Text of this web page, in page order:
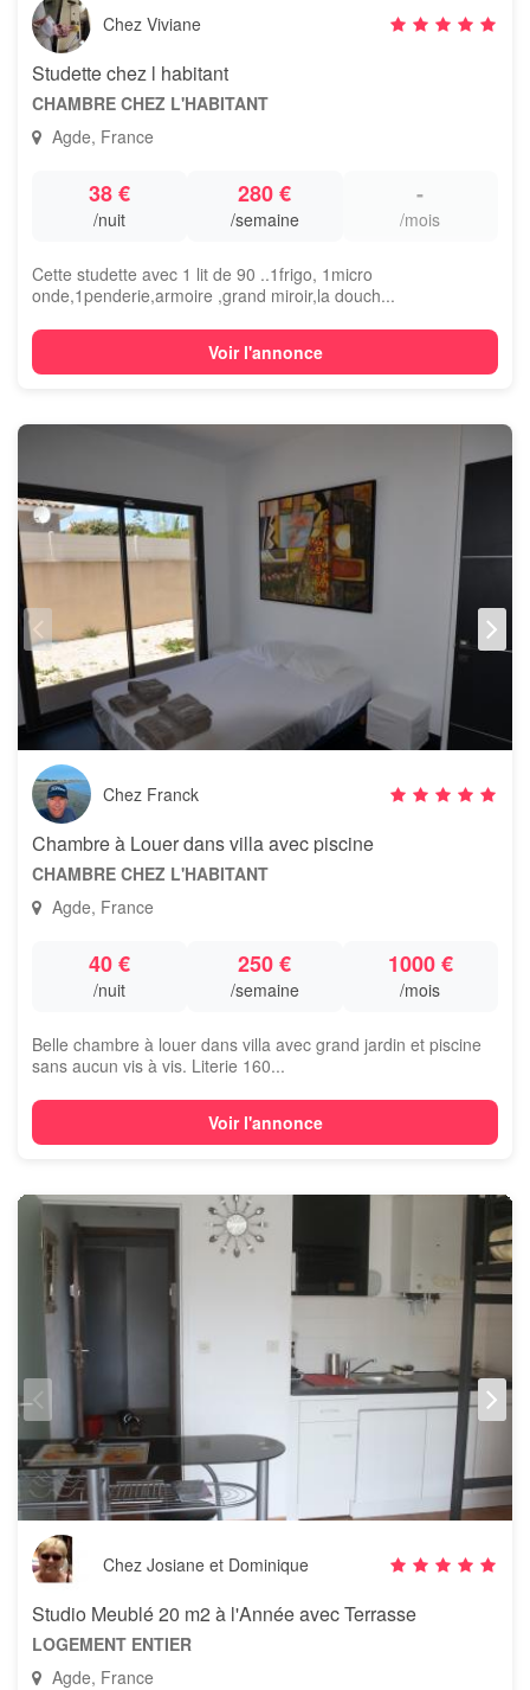
Chez Viviane
Studette chez l habitant
CHAMBRE CHEZ L'HABITANT
Agde, France
38 €
/nuit
280 €
/semaine
-
/mois
Cette studette avec 1 lit de 90 ..1frigo, 1micro
onde,1penderie,armoire ,grand miroir,la douch...
Voir l'annonce
Chez Franck
Chambre à Louer dans villa avec piscine
CHAMBRE CHEZ L'HABITANT
Agde, France
40 €
/nuit
250 €
/semaine
1000 €
/mois
Belle chambre à louer dans villa avec grand jardin et piscine
sans aucun vis à vis. Literie 160...
Voir l'annonce
Chez Josiane et Dominique
Studio Meublé 20 m2 à l'Année avec Terrasse
LOGEMENT ENTIER
Agde, France